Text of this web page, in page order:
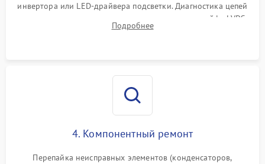
инвертора или LED-драйвера подсветки. Диагностика цепей
питания скалера и тестирование сигналов на шлейфе LVDS
Подробнее
4. Компонентный ремонт
Перепайка неисправных элементов (конденсаторов,